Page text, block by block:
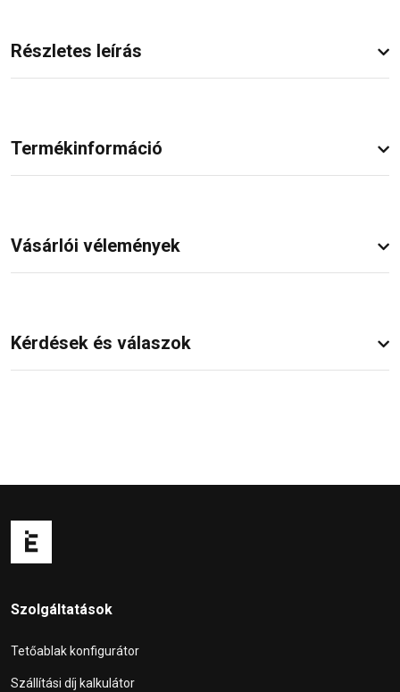
Részletes leírás
Termékinformáció
Vásárlói vélemények
Kérdések és válaszok
Szolgáltatások
Tetőablak konfigurátor
Szállítási díj kalkulátor